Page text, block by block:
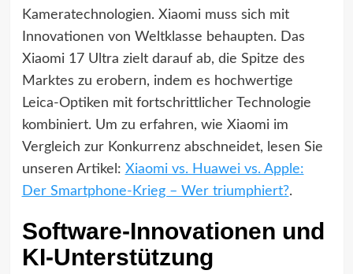
Kameratechnologien. Xiaomi muss sich mit
Innovationen von Weltklasse behaupten. Das
Xiaomi 17 Ultra zielt darauf ab, die Spitze des
Marktes zu erobern, indem es hochwertige
Leica-Optiken mit fortschrittlicher Technologie
kombiniert. Um zu erfahren, wie Xiaomi im
Vergleich zur Konkurrenz abschneidet, lesen Sie
unseren Artikel: Xiaomi vs. Huawei vs. Apple:
Der Smartphone-Krieg – Wer triumphiert?.
Software-Innovationen und
KI-Unterstützung